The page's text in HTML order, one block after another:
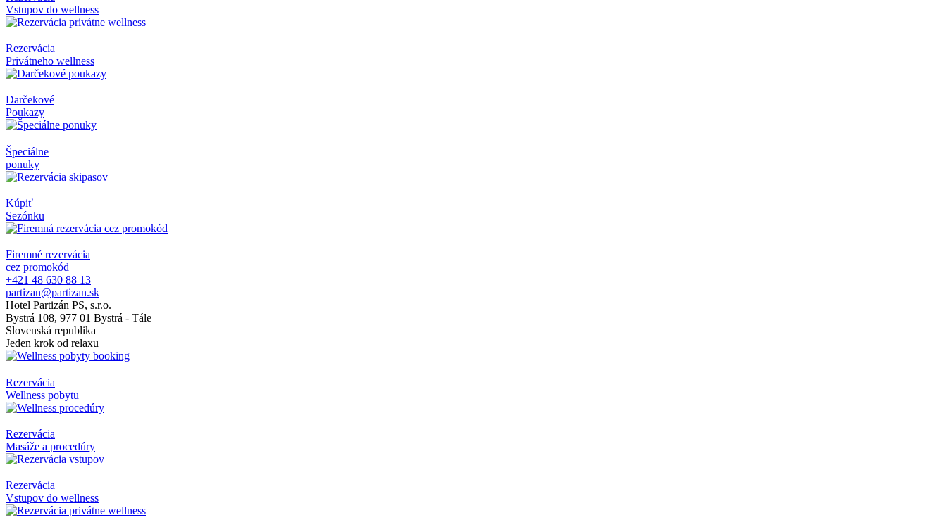
Vstupov do wellness
Rezervácia
Privátneho wellness
Darčekové
Poukazy
Špeciálne
ponuky
Kúpiť
Sezónku
Firemné rezervácia
cez promokód
+421 48 630 88 13
partizan@partizan.sk
Hotel Partizán PS, s.r.o.
Bystrá 108, 977 01 Bystrá - Tále
Slovenská republika
Jeden krok od relaxu
Rezervácia
Wellness pobytu
Rezervácia
Masáže a procedúry
Rezervácia
Vstupov do wellness